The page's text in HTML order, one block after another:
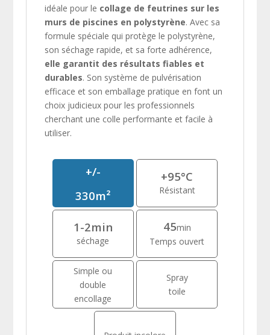
idéale pour le collage de feutrines sur les
murs de piscines en polystyrène. Avec sa
formule spéciale qui protège le polystyrène,
son séchage rapide, et sa forte adhérence,
elle garantit des résultats fiables et
durables. Son système de pulvérisation
efficace et son emballage pratique en font un
choix judicieux pour les professionnels
cherchant une colle performante et facile à
utiliser.
+/-
330m²
+95°C
Résistant
1-2min
séchage
45min
Temps ouvert
Simple ou
double
encollage
Spray
toile